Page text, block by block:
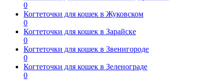
0
Когтеточки для кошек в Жуковском
0
Когтеточки для кошек в Зарайске
0
Когтеточки для кошек в Звенигороде
0
Когтеточки для кошек в Зеленограде
0